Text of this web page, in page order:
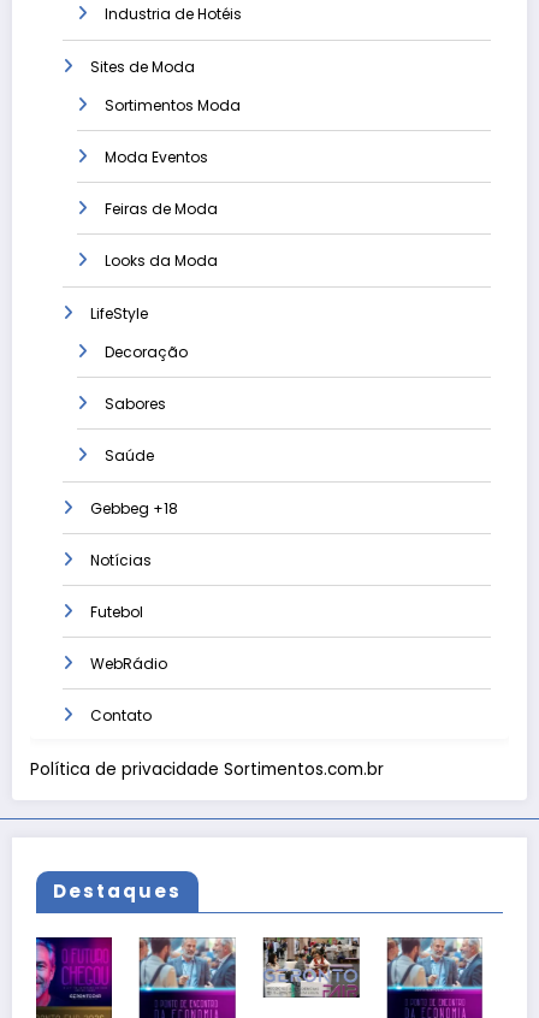
Industria de Hotéis
Sites de Moda
Sortimentos Moda
Moda Eventos
Feiras de Moda
Looks da Moda
LifeStyle
Decoração
Sabores
Saúde
Gebbeg +18
Notícias
Futebol
WebRádio
Contato
Política de privacidade Sortimentos.com.br
Destaques